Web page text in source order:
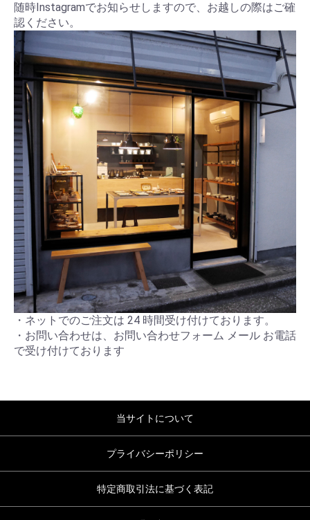
随時Instagramでお知らせしますので、お越しの際はご確
認ください。
・ネットでのご注文は 24 時間受け付けております。
・お問い合わせは、お問い合わせフォーム メール お電話
で受け付けております
当サイトについて
プライバシーポリシー
特定商取引法に基づく表記